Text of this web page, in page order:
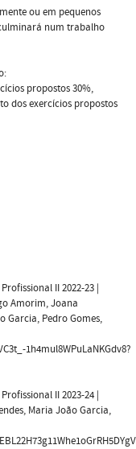
ou em pequenos
num trabalho
propostos 30%,
dos exercícios propostos
II 2022-23 |
Amorim, Joana
Garcia, Pedro Gomes,
1h4mul8WPuLaNKGdv8?
II 2023-24 |
Maria João Garcia,